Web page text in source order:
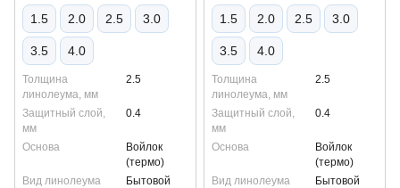
1.5 2.0 2.5 3.0
3.5 4.0
Толщина
линолеума, мм
2.5
Защитный слой,
мм
0.4
Основа
Войлок
(термо)
Вид линолеума
Бытовой
1.5 2.0 2.5 3.0
3.5 4.0
Толщина
линолеума, мм
2.5
Защитный слой,
мм
0.4
Основа
Войлок
(термо)
Вид линолеума
Бытовой